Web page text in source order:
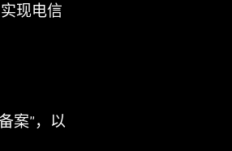
现电信
案”，以